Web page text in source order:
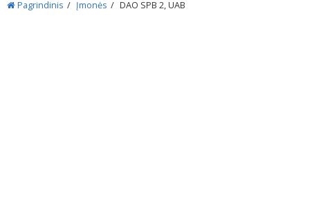
Pagrindinis Įmonės DAO SPB 2, UAB